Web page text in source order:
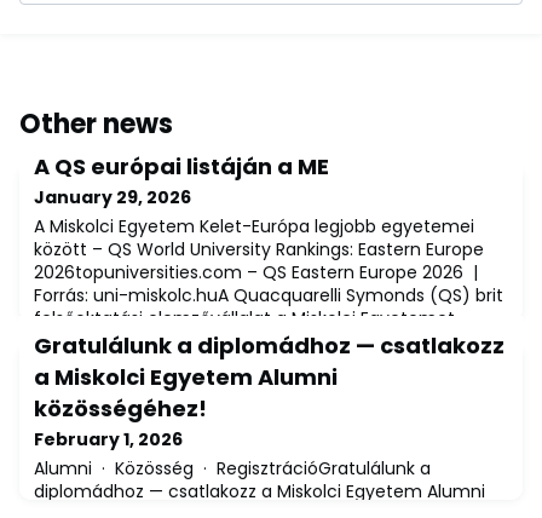
Other news
A QS európai listáján a ME
January 29, 2026
A Miskolci Egyetem Kelet-Európa legjobb egyetemei
között – QS World University Rankings: Eastern Europe
2026topuniversities.com – QS Eastern Europe 2026 |
Forrás: uni-miskolc.huA Quacquarelli Symonds (QS) brit
felsőoktatási elemzővállalat a Miskolci Egyetemet
Kelet-Európa legjobb 70 egyeteme közé sorolta, és az
összesített európai rangsorban az 551–560. helyre
helyezte az intézményt. A január 28
Gratulálunk a diplomádhoz — csatlakozz
a Miskolci Egyetem Alumni
közösségéhez!
February 1, 2026
Alumni · Közösség · RegisztrációGratulálunk a
diplomádhoz — csatlakozz a Miskolci Egyetem Alumni